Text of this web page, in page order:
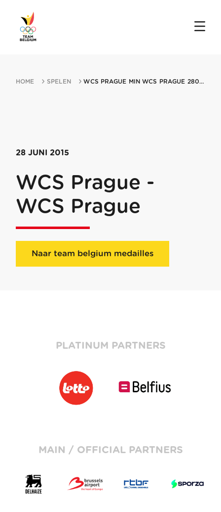
HOME SPELEN WCS PRAGUE MIN WCS PRAGUE 28062015 PRAGUE
28 JUNI 2015
WCS Prague -
WCS Prague
Naar team belgium medailles
PLATINUM PARTNERS
MAIN / OFFICIAL PARTNERS